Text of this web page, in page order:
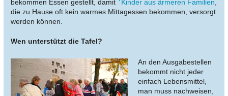
bekommen Essen gestellt, damit
Kinder aus ärmeren Familien,
die zu Hause oft kein warmes Mittagessen bekommen, versorgt
werden können.
Wen unterstützt die Tafel?
An den Ausgabestellen
bekommt nicht jeder
einfach Lebensmittel,
man muss nachweisen,